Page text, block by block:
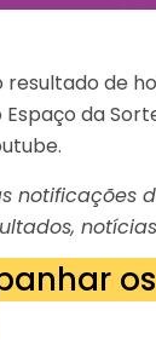
de
da
notificações